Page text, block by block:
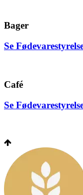
Bager
Se
Café
Se